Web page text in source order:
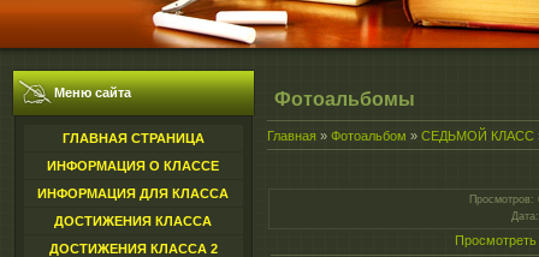
Меню сайта
ГЛАВНАЯ СТРАНИЦА
ИНФОРМАЦИЯ О КЛАССЕ
ИНФОРМАЦИЯ ДЛЯ КЛАССА
ДОСТИЖЕНИЯ КЛАССА
ДОСТИЖЕНИЯ КЛАССА 2
Фотоальбомы
Главная » Фотоальбом » СЕДЬМОЙ КЛАСС
Просмотров:
Дата